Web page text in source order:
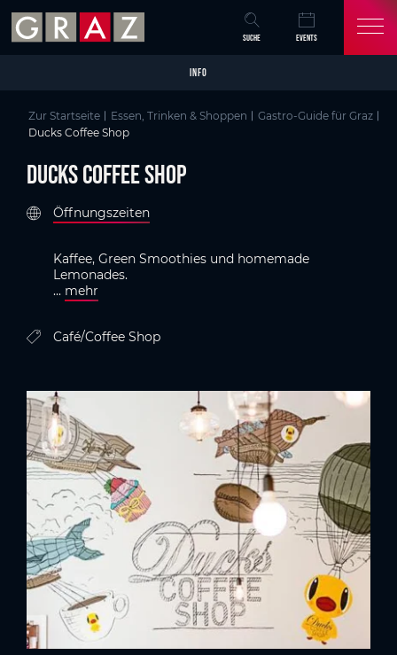
Skip to main content
Skip to table of contents
Skip to main navigation
SUCHE EVENTS
INFO
Zur Startseite Essen, Trinken & Shoppen
Gastro-Guide für Graz
Ducks Coffee Shop
Ducks Coffee Shop
Öffnungszeiten
Kaffee, Green Smoothies und homemade
Lemonades.
... mehr
Café/Coffee Shop